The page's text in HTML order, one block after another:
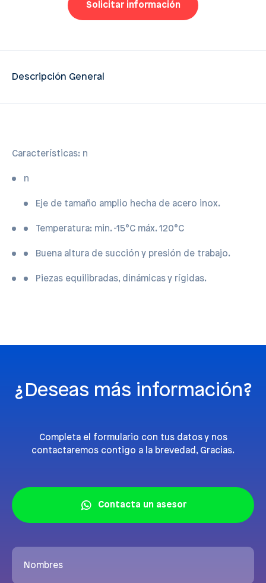
Solicitar información
Descripción General
Características: n
n
Eje de tamaño amplio hecha de acero inox.
Temperatura: min. -15°C máx. 120°C
Buena altura de succión y presión de trabajo.
Piezas equilibradas, dinámicas y rígidas.
¿Deseas más información?
Completa el formulario con tus datos y nos
contactaremos contigo a la brevedad, Gracias.
Contacta un asesor
Nombres